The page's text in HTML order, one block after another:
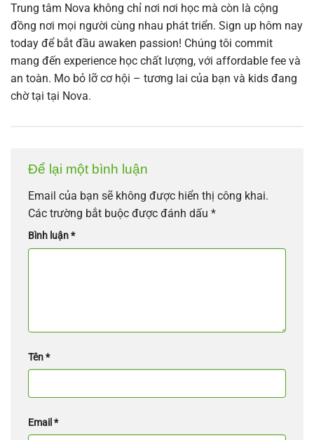
Trung tâm Nova không chỉ nơi nơi học mà còn là cộng
đồng nơi mọi người cùng nhau phát triển. Sign up hôm nay
today để bắt đầu awaken passion! Chúng tôi commit
mang đến experience học chất lượng, với affordable fee và
an toàn. Mo bỏ lỡ cơ hội – tương lai của bạn và kids đang
chờ tại tại Nova.
Để lại một bình luận
Email của bạn sẽ không được hiển thị công khai.
Các trường bắt buộc được đánh dấu *
Bình luận*
Tên*
Email *